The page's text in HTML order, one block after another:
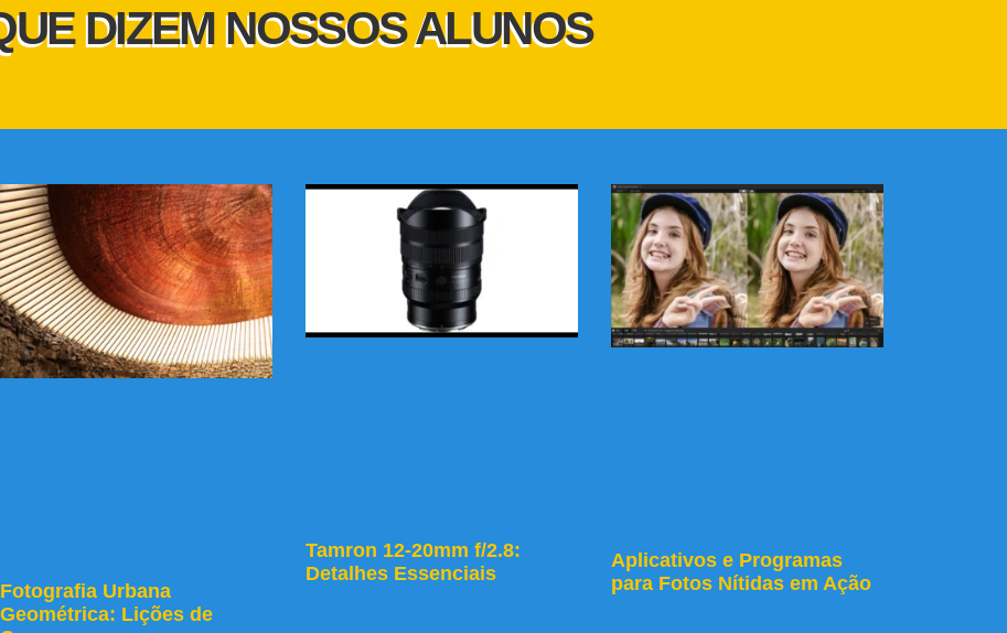
DIZEM NOSSOS ALUNOS
Fotografia Urbana
Geométrica: Lições de
Tamron 12-20mm f/2.8:
Detalhes Essenciais
Aplicativos e Programas
para Fotos Nítidas em Ação